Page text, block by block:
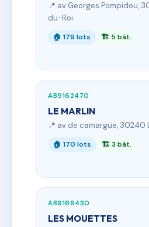
📍 av Georges Pompidou,
du-Roi
🏠 179 lots 🏗 5 bât.
AB9162470
LE MARLIN
📍 av de camargue, 30240
🏠 170 lots 🏗 3 bât.
AB9166430
LES MOUETTES